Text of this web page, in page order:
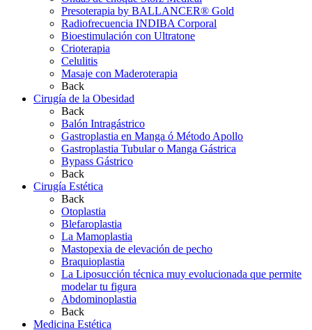
Presoterapia by BALLANCER® Gold
Radiofrecuencia INDIBA Corporal
Bioestimulación con Ultratone
Crioterapia
Celulitis
Masaje con Maderoterapia
Back
Cirugía de la Obesidad
Back
Balón Intragástrico
Gastroplastia en Manga ó Método Apollo
Gastroplastia Tubular o Manga Gástrica
Bypass Gástrico
Back
Cirugía Estética
Back
Otoplastia
Blefaroplastia
La Mamoplastia
Mastopexia de elevación de pecho
Braquioplastia
La Liposucción técnica muy evolucionada que permite
modelar tu figura
Abdominoplastia
Back
Medicina Estética